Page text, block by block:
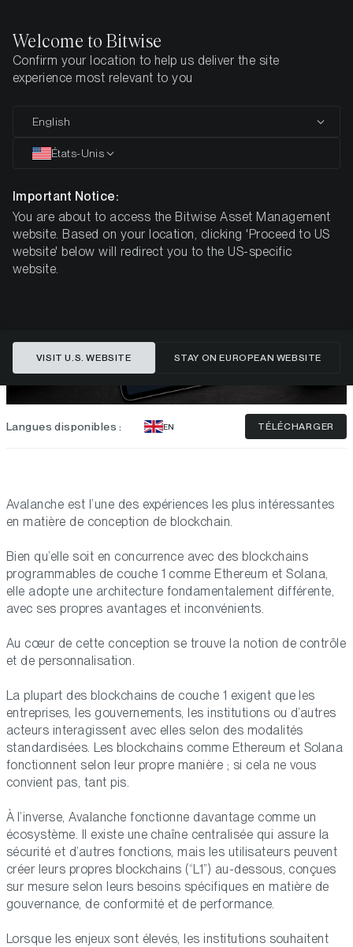
Page d'accueil Apprendre Études d'investissement
Thèse d'Investissement pour
Langues disponibles : EN TÉLÉCHARGER
Avalanche est l’une des expériences les plus intéressantes
en matière de conception de blockchain.
Bien qu’elle soit en concurrence avec des blockchains
programmables de couche 1 comme Ethereum et Solana,
elle adopte une architecture fondamentalement différente,
avec ses propres avantages et inconvénients.
Au cœur de cette conception se trouve la notion de contrôle
et de personnalisation.
La plupart des blockchains de couche 1 exigent que les
entreprises, les gouvernements, les institutions ou d’autres
acteurs interagissent avec elles selon des modalités
standardisées. Les blockchains comme Ethereum et Solana
fonctionnent selon leur propre manière ; si cela ne vous
convient pas, tant pis.
À l’inverse, Avalanche fonctionne davantage comme un
écosystème. Il existe une chaîne centralisée qui assure la
sécurité et d’autres fonctions, mais les utilisateurs peuvent
créer leurs propres blockchains (“L1”) au-dessous, conçues
sur mesure selon leurs besoins spécifiques en matière de
gouvernance, de conformité et de performance.
Lorsque les enjeux sont élevés, les institutions souhaitent
Welcome to Bitwise
Confirm your location to help us deliver the site
experience most relevant to you
English
États-Unis
Important Notice:
You are about to access the Bitwise Asset Management
website. Based on your location, clicking 'Proceed to US
website' below will redirect you to the US-specific
website.
VISIT U.S. WEBSITE STAY ON EUROPEAN WEBSITE